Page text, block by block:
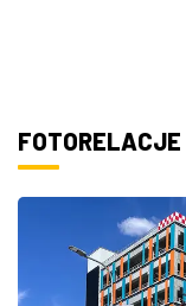
FOTORELACJE